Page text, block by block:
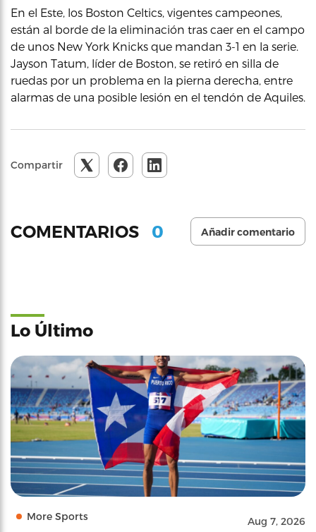
En el Este, los Boston Celtics, vigentes campeones,
están al borde de la eliminación tras caer en el campo
de unos New York Knicks que mandan 3-1 en la serie.
Jayson Tatum, líder de Boston, se retiró en silla de
ruedas por un problema en la pierna derecha, entre
alarmas de una posible lesión en el tendón de Aquiles.
Compartir
COMENTARIOS 0 Añadir comentario
Lo Último
More Sports Aug 7, 2026